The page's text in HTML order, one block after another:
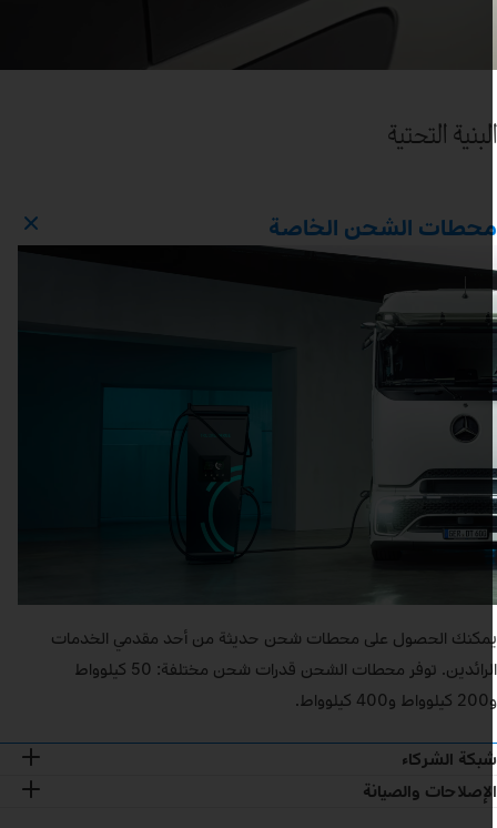
التحتية
الشحن الخاصة
الحصول على محطات شحن حديثة من أحد مقدمي الخدمات
الرائدين. توفر محطات الشحن قدرات شحن مختلفة: 50 كيلوواط
الشركاء
والصيانة